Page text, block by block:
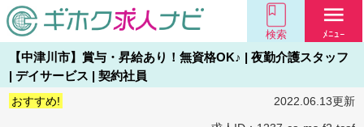
検索
menu
ﾒﾆｭｰ
【中津川市】賞与・昇給あり！無資格OK♪ | 夜勤介護スタッフ
| デイサービス | 契約社員
おすすめ! 2022.06.13更新